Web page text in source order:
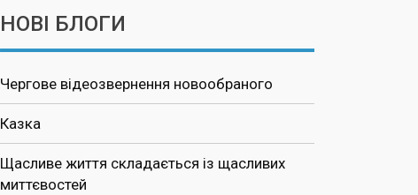
НОВІ БЛОГИ
Чергове відеозвернення новообраного
Казка
Щасливе життя складається із щасливих
миттєвостей